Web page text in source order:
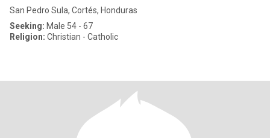
San Pedro Sula, Cortés, Honduras
Seeking: Male 54 - 67
Religion: Christian - Catholic